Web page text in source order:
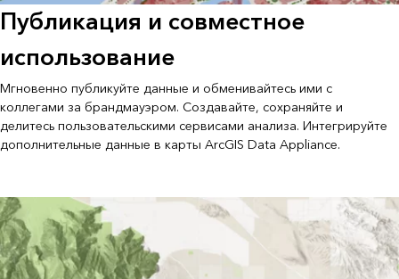
Публикация и совместное
использование
Мгновенно публикуйте данные и обменивайтесь ими с
коллегами за брандмауэром. Создавайте, сохраняйте и
делитесь пользовательскими сервисами анализа. Интегрируйте
дополнительные данные в карты ArcGIS Data Appliance.